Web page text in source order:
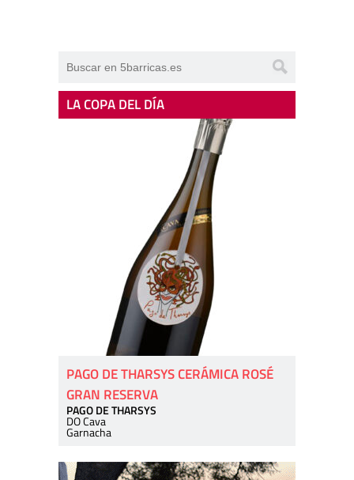
LA COPA DEL DÍA
PAGO DE THARSYS CERÁMICA ROSÉ
GRAN RESERVA
PAGO DE THARSYS
DO Cava
Garnacha